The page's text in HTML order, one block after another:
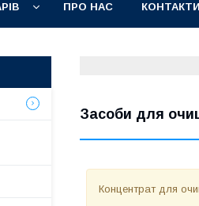
ПРО НАС КОНТАКТИ
Засоби для
Концентрат для